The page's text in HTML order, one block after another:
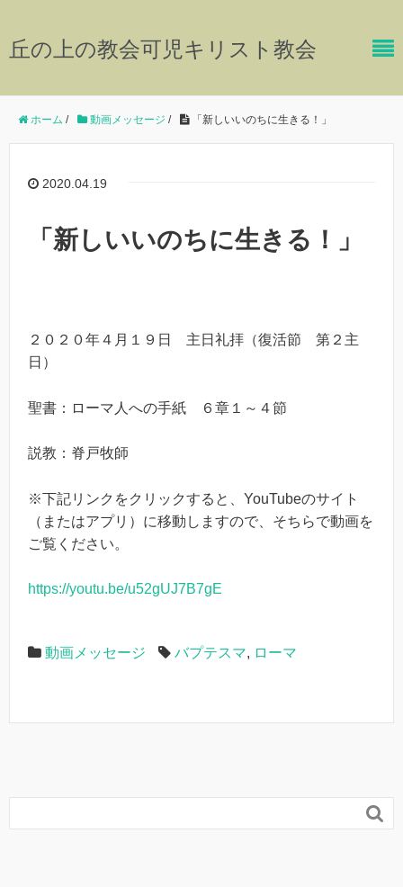
丘の上の教会可児キリスト教会
ホーム / 動画メッセージ / 「新しいいのちに生きる！」
2020.04.19
「新しいいのちに生きる！」
２０２０年４月１９日 主日礼拝（復活節 第２主
日）
聖書：ローマ人への手紙 ６章１～４節
説教：脊戸牧師
※下記リンクをクリックすると、YouTubeのサイト
（またはアプリ）に移動しますので、そちらで動画を
ご覧ください。
https://youtu.be/u52gUJ7B7gE
動画メッセージ バプテスマ, ローマ
